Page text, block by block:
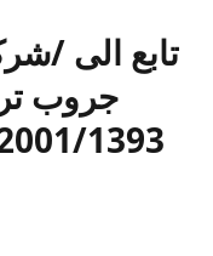
تابع الى /
جروب
2001/1393رقم الي